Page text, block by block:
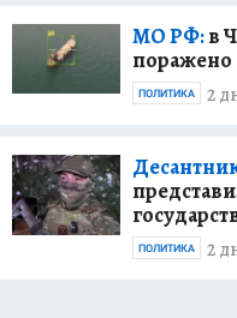
МО РФ:в
поражено
2
ПОЛИТИКА
2
ПОЛИТИКА